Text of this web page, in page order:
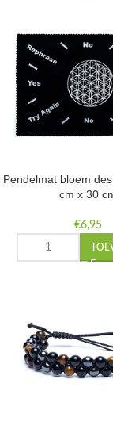
Pendelmat bloem
cm x 30
€6,95